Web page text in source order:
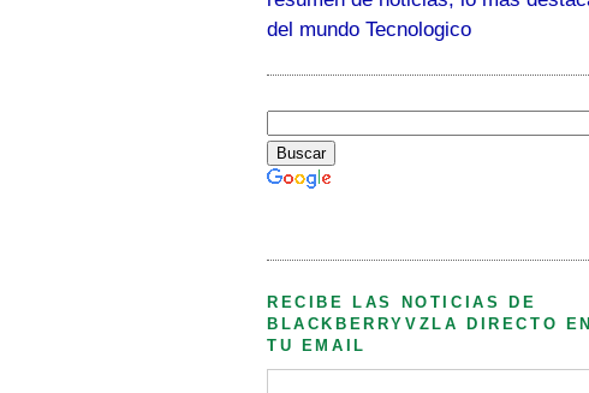
del mundo Tecnologico
RECIBE LAS NOTICIAS DE
BLACKBERRYVZLA DIRECTO EN
TU EMAIL